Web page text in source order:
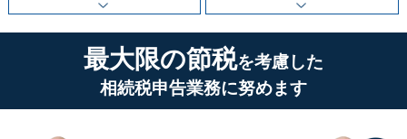
最大限の節税を考慮した
相続税申告業務に努めます